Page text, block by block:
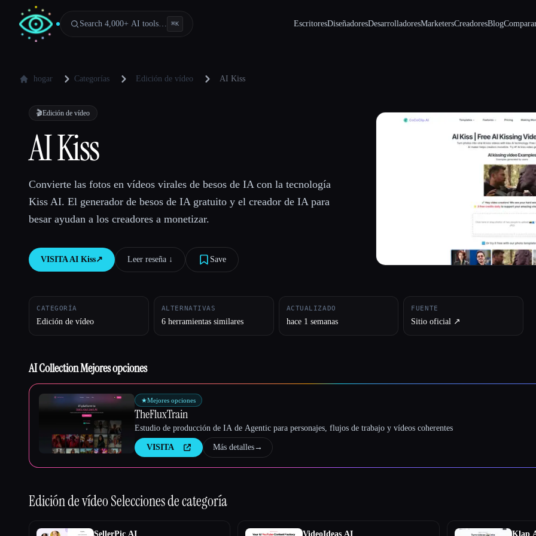
Search 4,000+ AI tools… ⌘K EscritoresDiseñadoresDesarrolladoresMarketersCreadoresBlog
hogar Categorías Edición de vídeo AI Kiss
🎬Edición de vídeo
AI Kiss
Convierte las fotos en vídeos virales de besos de IA con la tecnología
Kiss AI. El generador de besos de IA gratuito y el creador de IA para
besar ayudan a los creadores a monetizar.
VISITAAI Kiss↗︎ Leer reseña ↓︎ Save
CATEGORÍA
Edición de vídeo
ALTERNATIVAS
6 herramientas similares
ACTUALIZADO
hace 1 semanas
FUENTE
Sitio oficial ↗︎
AI Collection Mejores opciones
★Mejores opciones
TheFluxTrain
Estudio de producción de IA de Agentic para personajes, flujos de trabajo y vídeos coherentes
VISITA Más detalles→
Edición de vídeoSelecciones de categoría
SellerPic AI VideoIdeas AI Klap